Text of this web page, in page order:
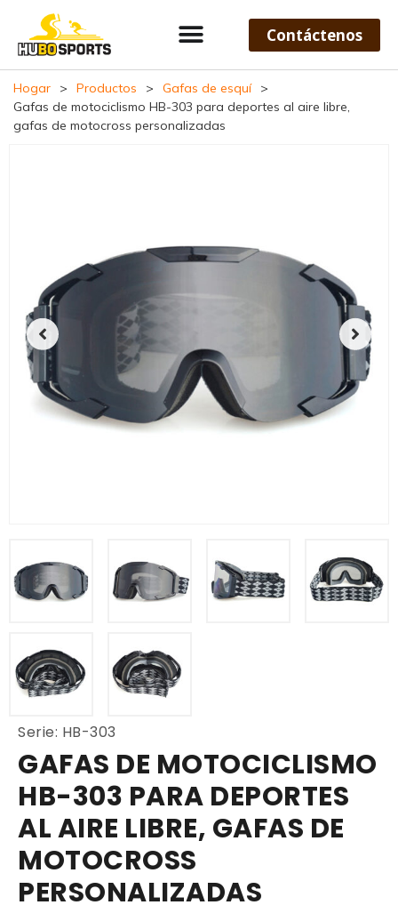
Contáctenos
Hogar > Productos > Gafas de esquí
>
Gafas de motociclismo HB-303 para deportes al aire libre,
gafas de motocross personalizadas
Serie: HB-303
GAFAS DE MOTOCICLISMO
HB-303 PARA DEPORTES
AL AIRE LIBRE, GAFAS DE
MOTOCROSS
PERSONALIZADAS